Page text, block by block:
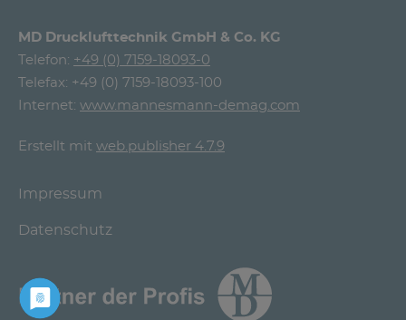
MD Drucklufttechnik GmbH & Co. KG
Telefon: +49 (0) 7159-18093-0
Telefax: +49 (0) 7159-18093-100
Internet: www.mannesmann-demag.com
Erstellt mit web.publisher 4.7.9
Impressum
Datenschutz